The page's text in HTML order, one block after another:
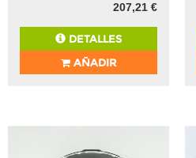
207,21 €
DETALLES
AÑADIR